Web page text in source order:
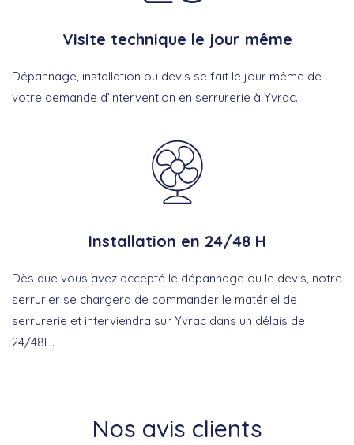
Visite technique le jour même
Dépannage, installation ou devis se fait le jour même de
votre demande d’intervention en serrurerie à Yvrac.
Installation en 24/48 H
Dès que vous avez accepté le dépannage ou le devis, notre
serrurier se chargera de commander le matériel de
serrurerie et interviendra sur Yvrac dans un délais de
24/48H.
Nos avis clients